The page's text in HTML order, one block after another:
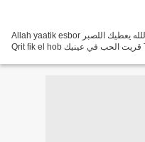
Allah yaatik esbor اللله يعطيك اللصبر Biographie حياة الفنان Ya bnet el Djazair